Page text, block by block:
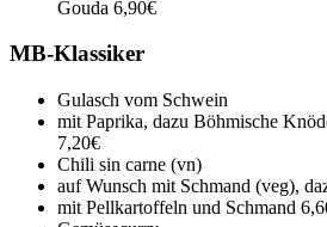
Gouda 6,90€
MB-Klassiker
Gulasch vom Schwein
mit Paprika, dazu Böhmische
7,20€
Chili sin carne (vn)
auf Wunsch mit Schmand (veg),
mit Pellkartoffeln und Schmand